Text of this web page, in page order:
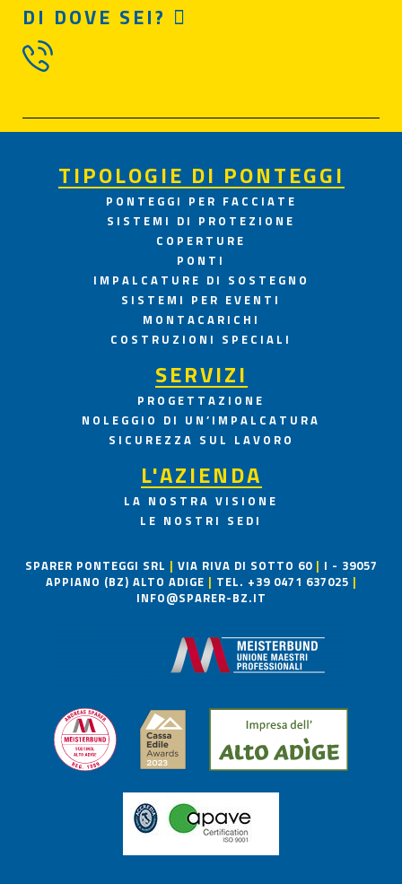
DI DOVE SEI?
TIPOLOGIE DI PONTEGGI
PONTEGGI PER FACCIATE
SISTEMI DI PROTEZIONE
COPERTURE
PONTI
IMPALCATURE DI SOSTEGNO
SISTEMI PER EVENTI
MONTACARICHI
COSTRUZIONI SPECIALI
SERVIZI
PROGETTAZIONE
NOLEGGIO DI UN’IMPALCATURA
SICUREZZA SUL LAVORO
L'AZIENDA
LA NOSTRA VISIONE
LE NOSTRI SEDI
SPARER PONTEGGI SRL | VIA RIVA DI SOTTO 60 | I - 39057
APPIANO (BZ) ALTO ADIGE | TEL. +39 0471 637025 |
INFO@SPARER-BZ.IT